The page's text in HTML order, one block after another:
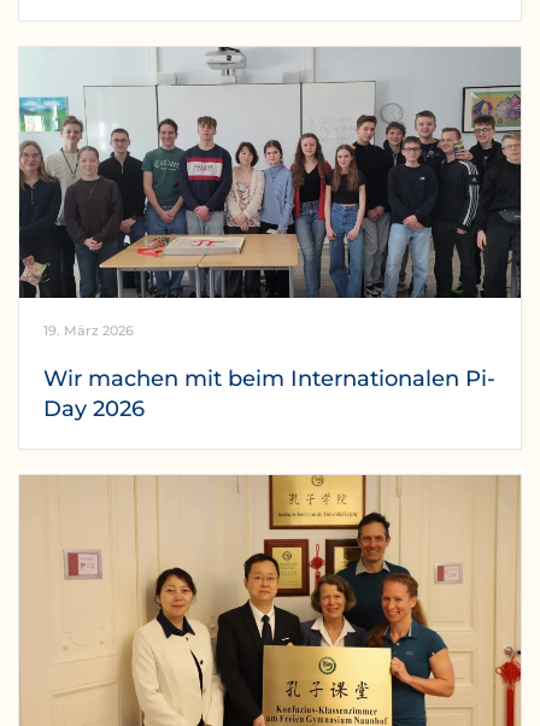
19. März 2026
Wir machen mit beim Internationalen Pi-
Day 2026